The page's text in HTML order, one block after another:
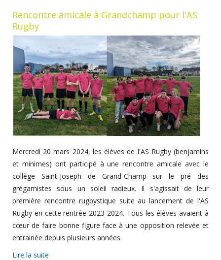
Rencontre amicale à Grandchamp pour l'AS
Rugby
Mercredi 20 mars 2024, les élèves de l'AS Rugby (benjamins
et minimes) ont participé à une rencontre amicale avec le
collège Saint-Joseph de Grand-Champ sur le pré des
grégamistes sous un soleil radieux. Il s'agissait de leur
première rencontre rugbystique suite au lancement de l'AS
Rugby en cette rentrée 2023-2024. Tous les élèves avaient à
cœur de faire bonne figure face à une opposition relevée et
entrainée depuis plusieurs années.
Lire la suite